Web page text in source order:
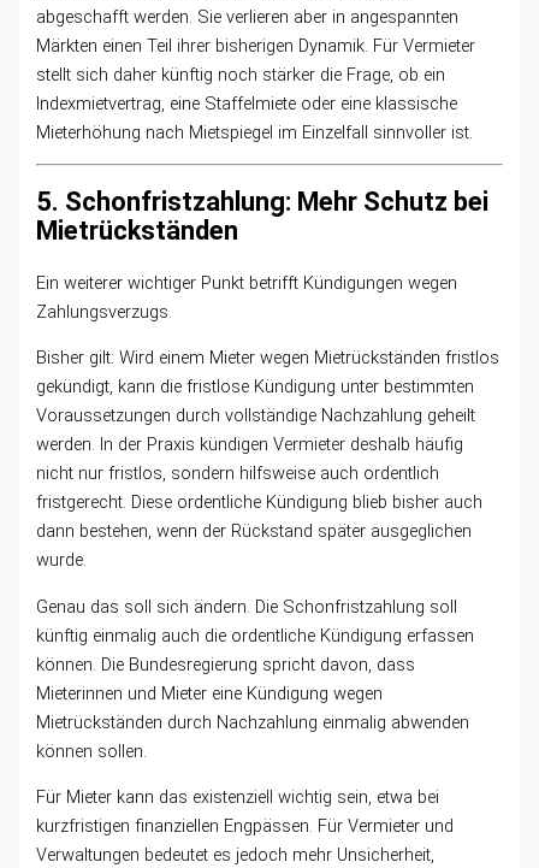
abgeschafft werden. Sie verlieren aber in angespannten
Märkten einen Teil ihrer bisherigen Dynamik. Für Vermieter
stellt sich daher künftig noch stärker die Frage, ob ein
Indexmietvertrag, eine Staffelmiete oder eine klassische
Mieterhöhung nach Mietspiegel im Einzelfall sinnvoller ist.
5. Schonfristzahlung: Mehr Schutz bei
Mietrückständen
Ein weiterer wichtiger Punkt betrifft Kündigungen wegen
Zahlungsverzugs.
Bisher gilt: Wird einem Mieter wegen Mietrückständen fristlos
gekündigt, kann die fristlose Kündigung unter bestimmten
Voraussetzungen durch vollständige Nachzahlung geheilt
werden. In der Praxis kündigen Vermieter deshalb häufig
nicht nur fristlos, sondern hilfsweise auch ordentlich
fristgerecht. Diese ordentliche Kündigung blieb bisher auch
dann bestehen, wenn der Rückstand später ausgeglichen
wurde.
Genau das soll sich ändern. Die Schonfristzahlung soll
künftig einmalig auch die ordentliche Kündigung erfassen
können. Die Bundesregierung spricht davon, dass
Mieterinnen und Mieter eine Kündigung wegen
Mietrückständen durch Nachzahlung einmalig abwenden
können sollen.
Für Mieter kann das existenziell wichtig sein, etwa bei
kurzfristigen finanziellen Engpässen. Für Vermieter und
Verwaltungen bedeutet es jedoch mehr Unsicherheit,